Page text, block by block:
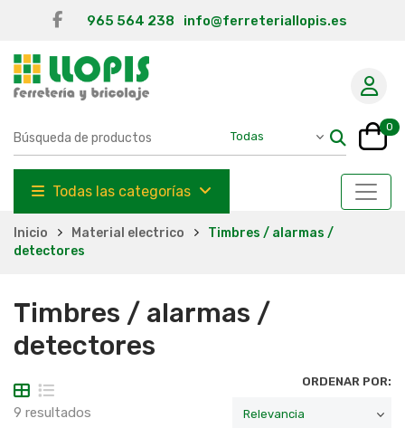
965 564 238 info@ferreteriallopis.es
0
Todas las categorías
Inicio Material electrico
Timbres / alarmas /
detectores
Timbres / alarmas /
detectores
9 resultados
ORDENAR POR: